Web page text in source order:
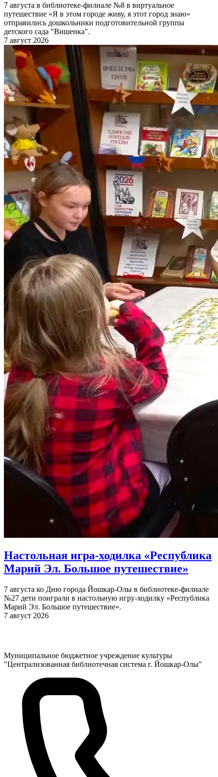
7 августа в библиотеке-филиале №8 в виртуальное
путешествие «Я в этом городе живу, я этот город знаю»
отправились дошкольники подготовительной группы
детского сада "Вишенка".
7 август 2026
Настольная игра-ходилка «Республика
Марий Эл. Большое путешествие»
7 августа ко Дню города Йошкар-Олы в библиотеке-филиале
№27 дети поиграли в настольную игру-ходилку «Республика
Марий Эл. Большое путешествие».
7 август 2026
Муниципальное бюджетное учреждение культуры
"Централизованная библиотечная система г. Йошкар-Олы"